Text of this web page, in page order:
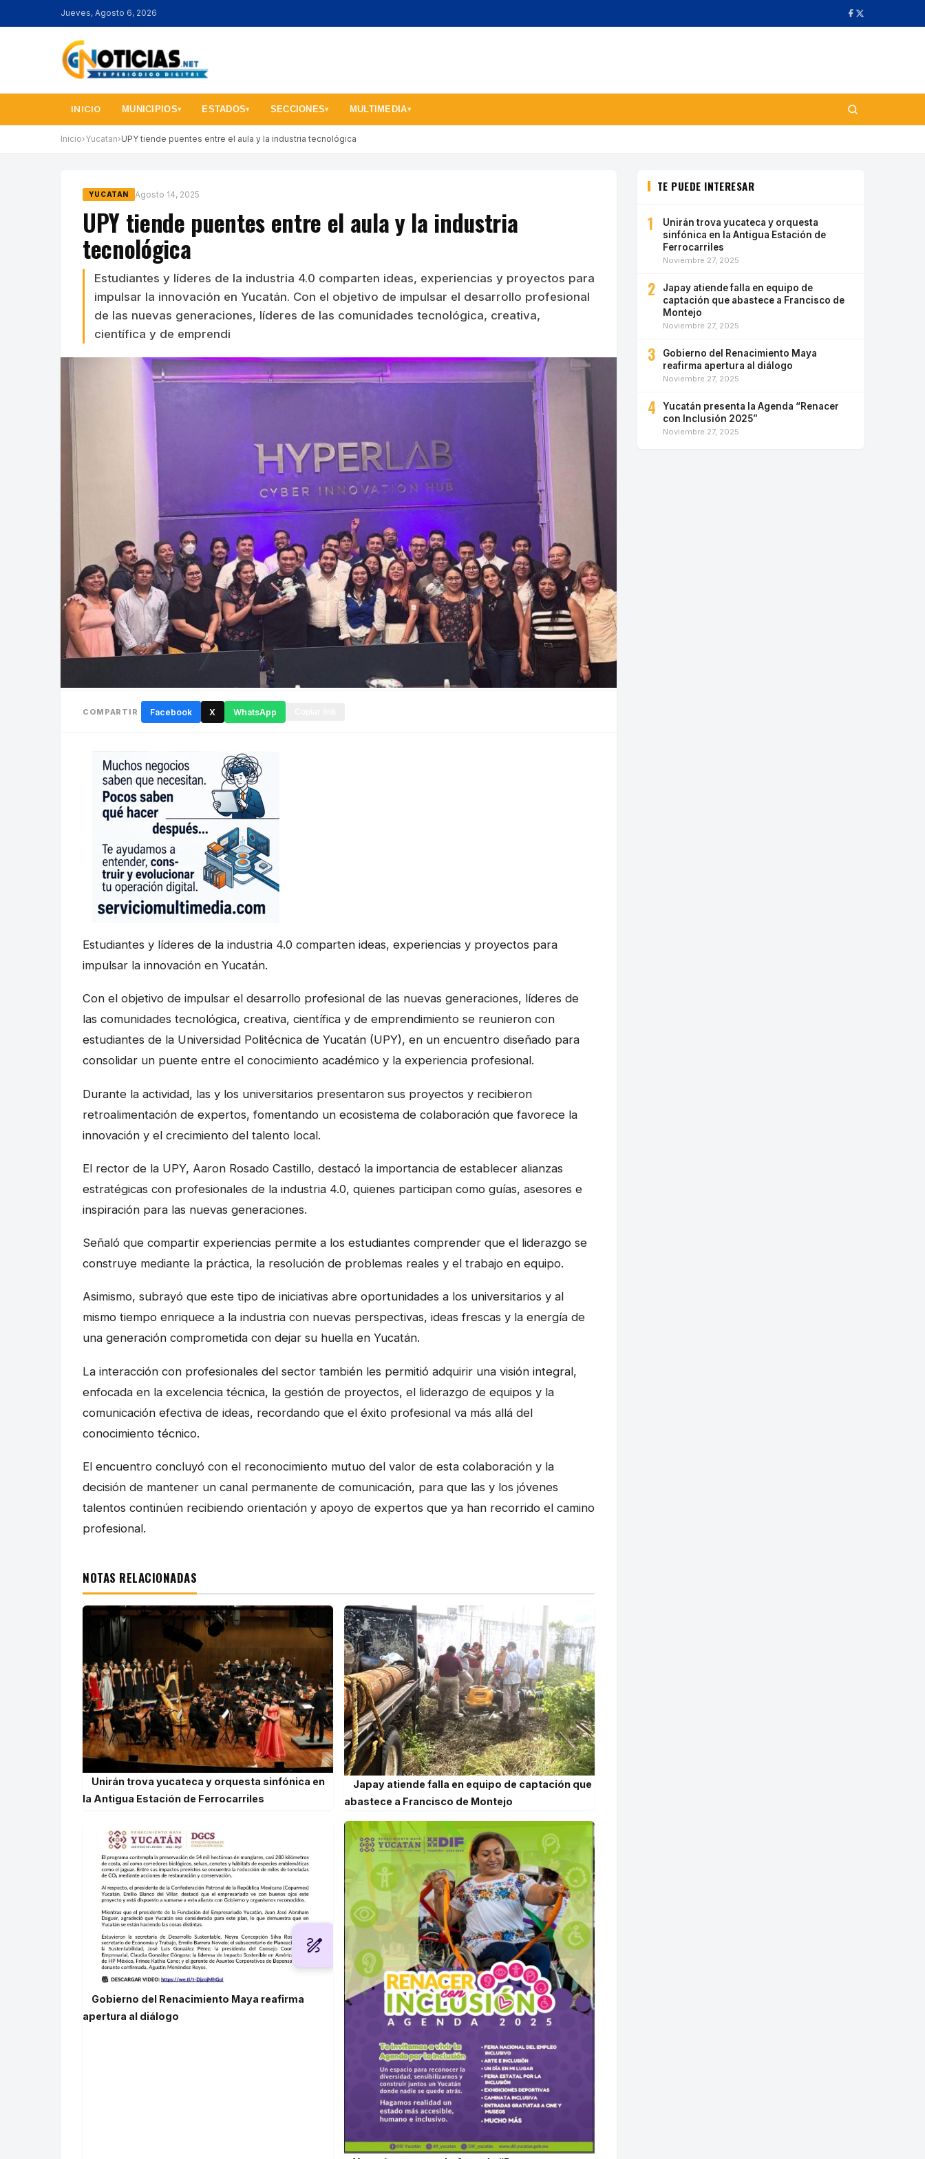
Jueves, Agosto 6, 2026
INICIO MUNICIPIOS▾ ESTADOS▾ SECCIONES▾ MULTIMEDIA▾
Inicio›Yucatan›UPY tiende puentes entre el aula y la industria tecnológica
YUCATAN Agosto 14, 2025
UPY tiende puentes entre el aula y la industria
tecnológica
Estudiantes y líderes de la industria 4.0 comparten ideas, experiencias y proyectos para
impulsar la innovación en Yucatán. Con el objetivo de impulsar el desarrollo profesional
de las nuevas generaciones, líderes de las comunidades tecnológica, creativa,
científica y de emprendi
COMPARTIR Facebook X WhatsApp
Estudiantes y líderes de la industria 4.0 comparten ideas, experiencias y proyectos para
impulsar la innovación en Yucatán.
Con el objetivo de impulsar el desarrollo profesional de las nuevas generaciones, líderes de
las comunidades tecnológica, creativa, científica y de emprendimiento se reunieron con
estudiantes de la Universidad Politécnica de Yucatán (UPY), en un encuentro diseñado para
consolidar un puente entre el conocimiento académico y la experiencia profesional.
Durante la actividad, las y los universitarios presentaron sus proyectos y recibieron
retroalimentación de expertos, fomentando un ecosistema de colaboración que favorece la
innovación y el crecimiento del talento local.
El rector de la UPY, Aaron Rosado Castillo, destacó la importancia de establecer alianzas
estratégicas con profesionales de la industria 4.0, quienes participan como guías, asesores e
inspiración para las nuevas generaciones.
Señaló que compartir experiencias permite a los estudiantes comprender que el liderazgo se
construye mediante la práctica, la resolución de problemas reales y el trabajo en equipo.
Asimismo, subrayó que este tipo de iniciativas abre oportunidades a los universitarios y al
mismo tiempo enriquece a la industria con nuevas perspectivas, ideas frescas y la energía de
una generación comprometida con dejar su huella en Yucatán.
La interacción con profesionales del sector también les permitió adquirir una visión integral,
enfocada en la excelencia técnica, la gestión de proyectos, el liderazgo de equipos y la
comunicación efectiva de ideas, recordando que el éxito profesional va más allá del
conocimiento técnico.
El encuentro concluyó con el reconocimiento mutuo del valor de esta colaboración y la
decisión de mantener un canal permanente de comunicación, para que las y los jóvenes
talentos continúen recibiendo orientación y apoyo de expertos que ya han recorrido el camino
profesional.
NOTAS RELACIONADAS
Unirán trova yucateca y orquesta sinfónica en
la Antigua Estación de Ferrocarriles
Japay atiende falla en equipo de captación que
abastece a Francisco de Montejo
Gobierno del Renacimiento Maya reafirma
apertura al diálogo
TE PUEDE INTERESAR
1
Unirán trova yucateca y orquesta
sinfónica en la Antigua Estación de
Ferrocarriles
Noviembre 27, 2025
2
Japay atiende falla en equipo de
captación que abastece a Francisco de
Montejo
Noviembre 27, 2025
3
Gobierno del Renacimiento Maya
reafirma apertura al diálogo
Noviembre 27, 2025
4
Yucatán presenta la Agenda “Renacer
con Inclusión 2025”
Noviembre 27, 2025